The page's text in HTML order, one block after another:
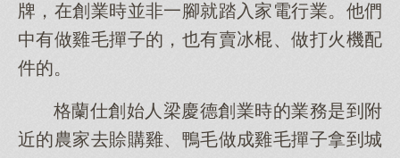
牌，在創業時並非一腳就踏入家電行業。他們
中有做雞毛撣子的，也有賣冰棍、做打火機配
件的。
格蘭仕創始人梁慶德創業時的業務是到附
近的農家去賒購雞、鴨毛做成雞毛撣子拿到城